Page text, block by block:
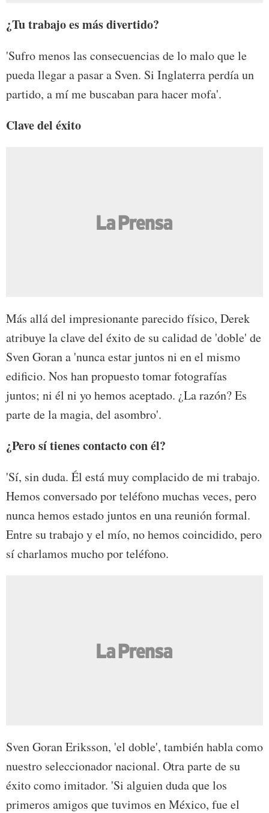
¿Tu trabajo es más divertido?
'Sufro menos las consecuencias de lo malo que le
pueda llegar a pasar a Sven. Si Inglaterra perdía un
partido, a mí me buscaban para hacer mofa'.
Clave del éxito
Más allá del impresionante parecido físico, Derek
atribuye la clave del éxito de su calidad de 'doble' de
Sven Goran a 'nunca estar juntos ni en el mismo
edificio. Nos han propuesto tomar fotografías
juntos; ni él ni yo hemos aceptado. ¿La razón? Es
parte de la magia, del asombro'.
¿Pero sí tienes contacto con él?
'Sí, sin duda. Él está muy complacido de mi trabajo.
Hemos conversado por teléfono muchas veces, pero
nunca hemos estado juntos en una reunión formal.
Entre su trabajo y el mío, no hemos coincidido, pero
sí charlamos mucho por teléfono.
Sven Goran Eriksson, 'el doble', también habla como
nuestro seleccionador nacional. Otra parte de su
éxito como imitador. 'Si alguien duda que los
primeros amigos que tuvimos en México, fue el